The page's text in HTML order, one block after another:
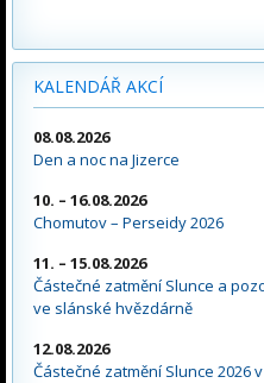
KALENDÁŘ AKCÍ
08.08.2026
Den a noc na Jizerce
10. – 16.08.2026
Chomutov – Perseidy 2026
11. – 15.08.2026
Částečné zatmění Slunce a
ve slánské hvězdárně
12.08.2026
Částečné zatmění Slunce 2026